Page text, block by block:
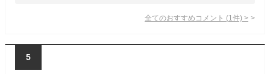
全てのおすすめコメント (1 件) >
5